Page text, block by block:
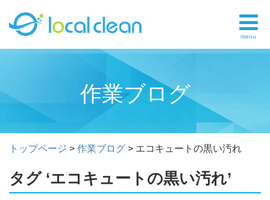
menu
作業ブログ
トップページ > 作業ブログ > エコキュートの黒い汚れ
タグ ‘エコキュートの黒い汚れ’